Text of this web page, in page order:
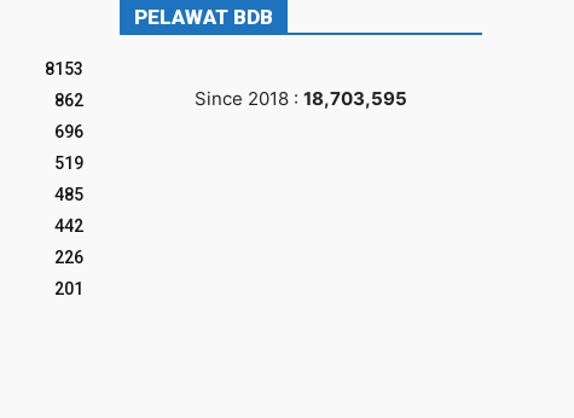
8153
862
696
519
485
442
226
201
PELAWAT BDB
Since 2018 : 18,703,595